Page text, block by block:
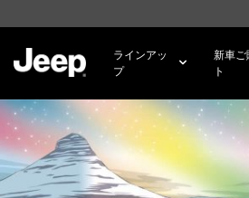
MAIN
ラインアッ
プ
新車ご
ト
SKIP TO
NAVIGATION